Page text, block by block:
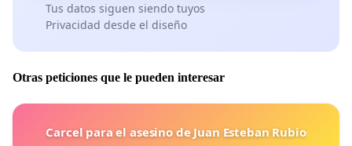
Tus datos siguen siendo tuyos
Privacidad desde el diseño
Otras peticiones que le pueden interesar
Carcel para el asesino de Juan Esteban Rubio